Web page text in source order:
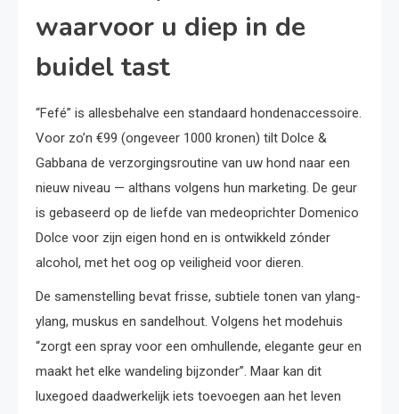
waarvoor u diep in de
buidel tast
“Fefé” is allesbehalve een standaard hondenaccessoire.
Voor zo’n €99 (ongeveer 1000 kronen) tilt Dolce &
Gabbana de verzorgingsroutine van uw hond naar een
nieuw niveau — althans volgens hun marketing. De geur
is gebaseerd op de liefde van medeoprichter Domenico
Dolce voor zijn eigen hond en is ontwikkeld zónder
alcohol, met het oog op veiligheid voor dieren.
De samenstelling bevat frisse, subtiele tonen van ylang-
ylang, muskus en sandelhout. Volgens het modehuis
“zorgt een spray voor een omhullende, elegante geur en
maakt het elke wandeling bijzonder”. Maar kan dit
luxegoed daadwerkelijk iets toevoegen aan het leven